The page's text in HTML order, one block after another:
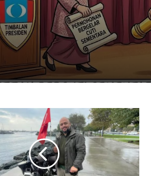
Presiden PKR,
Pemangku